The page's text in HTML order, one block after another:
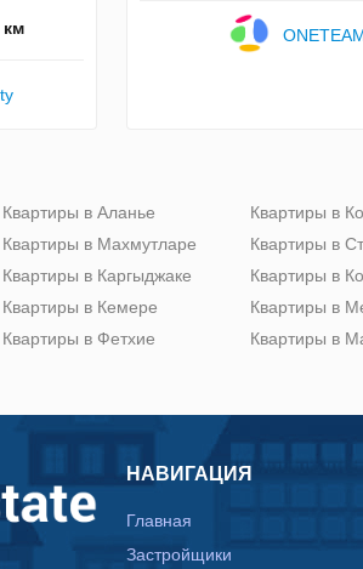
км
Квартиры в Аланье
Квартиры в Махмутларе
Квартиры в Каргыджаке
Квартиры в Кемере
Квартиры в Фетхие
Квартиры в
Квартиры в
Квартиры в
Квартиры в
Квартиры в
НАВИГАЦИЯ
Главная
Застройщики